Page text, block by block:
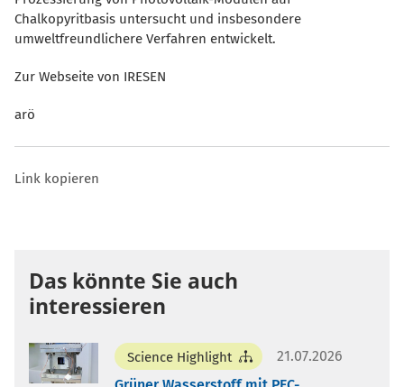
Chalkopyritbasis untersucht und insbesondere
umweltfreundlichere Verfahren entwickelt.
Zur Webseite von IRESEN
arö
Link kopieren
Das könnte Sie auch
interessieren
Science Highlight
21.07.2026